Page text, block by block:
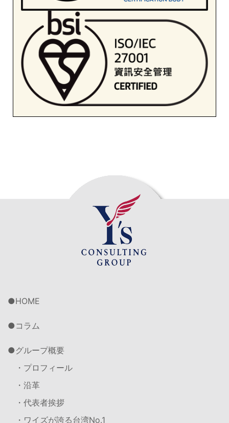
HOME
コラム
グループ概要
・プロフィール
・沿革
・代表者挨拶
・ワイズが誇る台湾No.1